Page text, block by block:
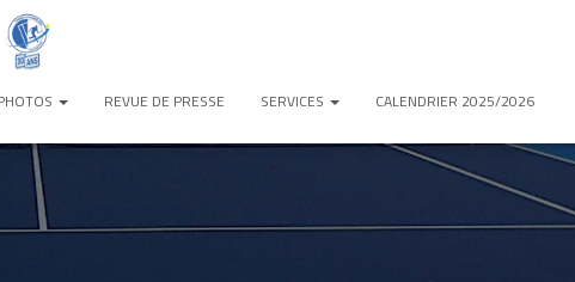
REVUE DE PRESSE SERVICES CALENDRIER 2025/2026